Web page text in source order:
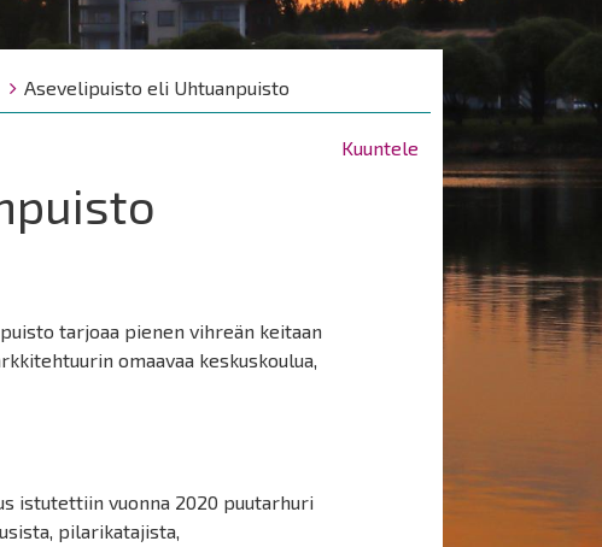
Asevelipuisto eli Uhtuanpuisto
Kuuntele
tarjoaa pienen vihreän keitaan
omaavaa keskuskoulua,
istutettiin vuonna 2020 puutarhuri
pilarikatajista,